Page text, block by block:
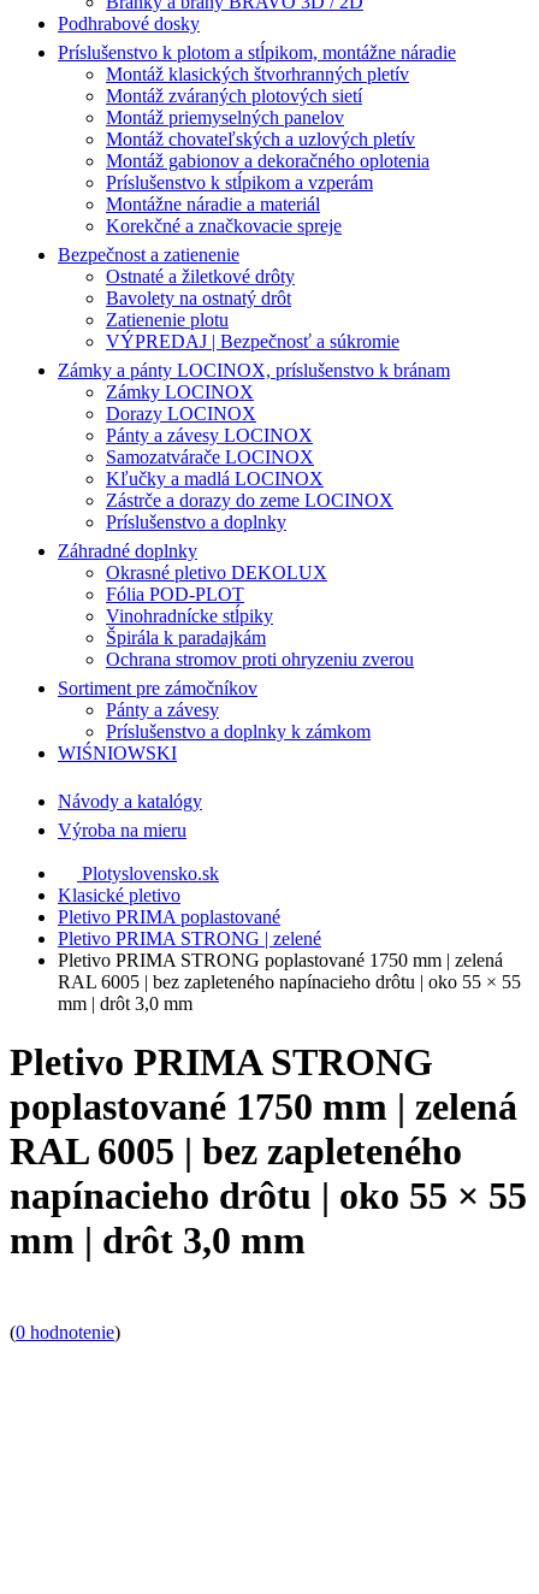
Podhrabové dosky
Príslušenstvo k plotom a stĺpikom, montážne náradie
Montáž klasických štvorhranných pletív
Montáž zváraných plotových sietí
Montáž priemyselných panelov
Montáž chovateľských a uzlových pletív
Montáž gabionov a dekoračného oplotenia
Príslušenstvo k stĺpikom a vzperám
Montážne náradie a materiál
Korekčné a značkovacie spreje
Bezpečnost a zatienenie
Ostnaté a žiletkové drôty
Bavolety na ostnatý drôt
Zatienenie plotu
VÝPREDAJ | Bezpečnosť a súkromie
Zámky a pánty LOCINOX, príslušenstvo k bránam
Zámky LOCINOX
Dorazy LOCINOX
Pánty a závesy LOCINOX
Samozatvárače LOCINOX
Kľučky a madlá LOCINOX
Zástrče a dorazy do zeme LOCINOX
Príslušenstvo a doplnky
Záhradné doplnky
Okrasné pletivo DEKOLUX
Fólia POD-PLOT
Vinohradnícke stĺpiky
Špirála k paradajkám
Ochrana stromov proti ohryzeniu zverou
Sortiment pre zámočníkov
Pánty a závesy
Príslušenstvo a doplnky k zámkom
WIŚNIOWSKI
Návody a katalógy
Výroba na mieru
Plotyslovensko.sk
Klasické pletivo
Pletivo PRIMA poplastované
Pletivo PRIMA STRONG | zelené
Pletivo PRIMA STRONG poplastované 1750 mm | zelená
RAL 6005 | bez zapleteného napínacieho drôtu | oko 55 × 55
mm | drôt 3,0 mm
Pletivo PRIMA STRONG
poplastované 1750 mm | zelená
RAL 6005 | bez zapleteného
napínacieho drôtu | oko 55 × 55
mm | drôt 3,0 mm
(0 hodnotenie)